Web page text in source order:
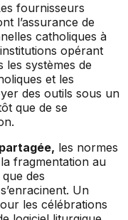
fournisseurs
l’assurance de
catholiques à
opérant
les systèmes de
et les
des outils sous un
que de se
les normes
fragmentation au
des
Un
les célébrations